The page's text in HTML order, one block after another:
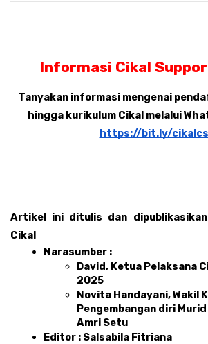
Informasi Cikal
Tanyakan informasi mengenai
hingga kurikulum Cikal melalui
https://bit.ly/cikalcs
Artikel ini ditulis dan
Cikal
Narasumber :
David, Ketua Pelaksana
2025
Novita Handayani, Wakil
Pengembangan diri
Amri Setu
Editor : Salsabila Fitriana